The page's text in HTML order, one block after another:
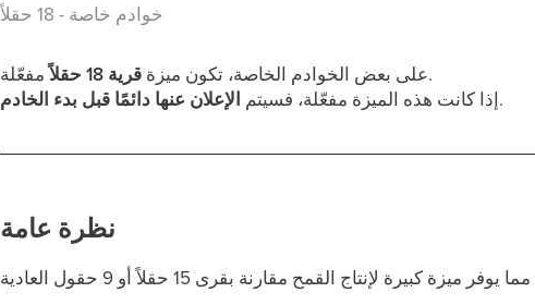
خوادم خاصة - 18 حقلاً
على بعض الخوادم الخاصة، تكون ميزة قرية 18 حقلاً
مفعّلة.
إذا كانت هذه الميزة مفعّلة، فسيتم الإعلان عنها دائمًا قبل بدء الخادم .
نظرة عامة